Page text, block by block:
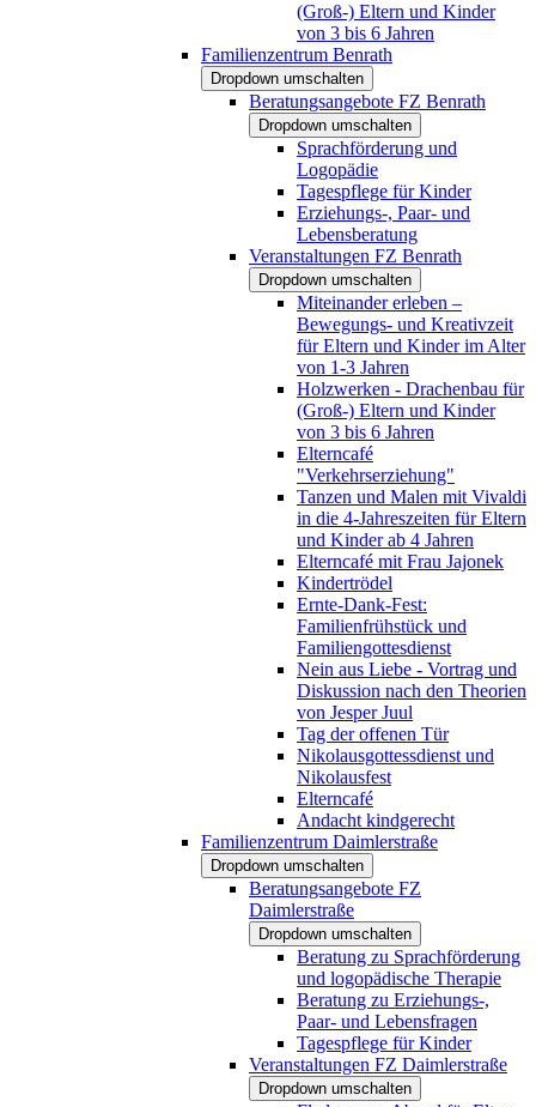
(Groß-) Eltern und Kinder
von 3 bis 6 Jahren
Familienzentrum Benrath
Dropdown umschalten
Beratungsangebote FZ Benrath
Dropdown umschalten
Sprachförderung und
Logopädie
Tagespflege für Kinder
Erziehungs-, Paar- und
Lebensberatung
Veranstaltungen FZ Benrath
Dropdown umschalten
Miteinander erleben –
Bewegungs- und Kreativzeit
für Eltern und Kinder im Alter
von 1-3 Jahren
Holzwerken - Drachenbau für
(Groß-) Eltern und Kinder
von 3 bis 6 Jahren
Elterncafé
"Verkehrserziehung"
Tanzen und Malen mit Vivaldi
in die 4-Jahreszeiten für Eltern
und Kinder ab 4 Jahren
Elterncafé mit Frau Jajonek
Kindertrödel
Ernte-Dank-Fest:
Familienfrühstück und
Familiengottesdienst
Nein aus Liebe - Vortrag und
Diskussion nach den Theorien
von Jesper Juul
Tag der offenen Tür
Nikolausgottessdienst und
Nikolausfest
Elterncafé
Andacht kindgerecht
Familienzentrum Daimlerstraße
Dropdown umschalten
Beratungsangebote FZ
Daimlerstraße
Dropdown umschalten
Beratung zu Sprachförderung
und logopädische Therapie
Beratung zu Erziehungs-,
Paar- und Lebensfragen
Tagespflege für Kinder
Veranstaltungen FZ Daimlerstraße
Dropdown umschalten